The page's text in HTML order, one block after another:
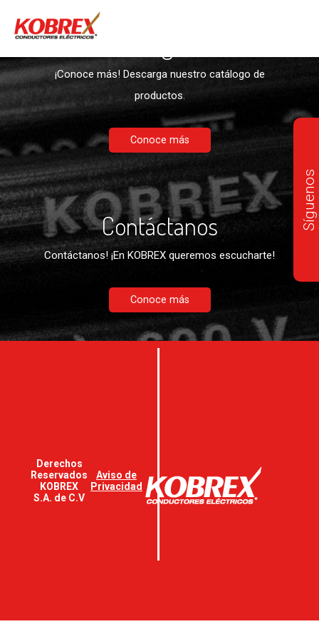
Síguenos
¡Conoce más! Descarga nuestro catálogo de
productos.
Conoce más
Contáctanos
Contáctanos! ¡En KOBREX queremos escucharte!
Conoce más
Derechos
Reservados
KOBREX
S.A. de C.V
Aviso de
Privacidad